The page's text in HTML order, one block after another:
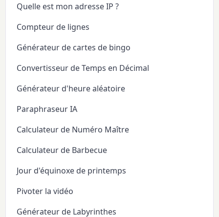
Quelle est mon adresse IP ?
Compteur de lignes
Générateur de cartes de bingo
Convertisseur de Temps en Décimal
Générateur d'heure aléatoire
Paraphraseur IA
Calculateur de Numéro Maître
Calculateur de Barbecue
Jour d'équinoxe de printemps
Pivoter la vidéo
Générateur de Labyrinthes